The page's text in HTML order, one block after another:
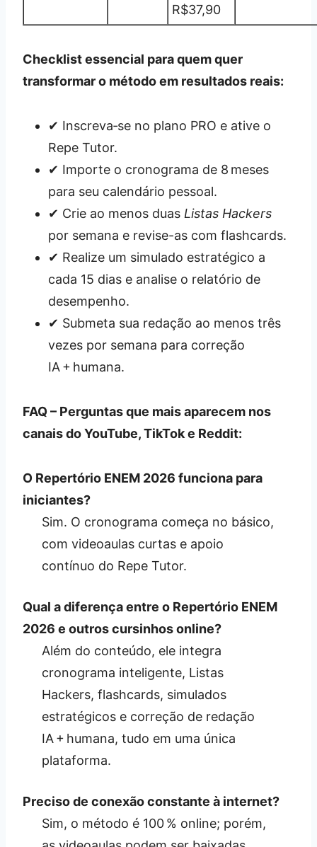
R$37,90
Checklist essencial para quem quer
transformar o método em resultados reais:
✔︎ Inscreva‑se no plano PRO e ative o
Repe Tutor.
✔︎ Importe o cronograma de 8 meses
para seu calendário pessoal.
✔︎ Crie ao menos duas Listas Hackers
por semana e revise-as com flashcards.
✔︎ Realize um simulado estratégico a
cada 15 dias e analise o relatório de
desempenho.
✔︎ Submeta sua redação ao menos três
vezes por semana para correção
IA + humana.
FAQ – Perguntas que mais aparecem nos
canais do YouTube, TikTok e Reddit:
O Repertório ENEM 2026 funciona para
iniciantes?
Sim. O cronograma começa no básico,
com videoaulas curtas e apoio
contínuo do Repe Tutor.
Qual a diferença entre o Repertório ENEM
2026 e outros cursinhos online?
Além do conteúdo, ele integra
cronograma inteligente, Listas
Hackers, flashcards, simulados
estratégicos e correção de redação
IA + humana, tudo em uma única
plataforma.
Preciso de conexão constante à internet?
Sim, o método é 100 % online; porém,